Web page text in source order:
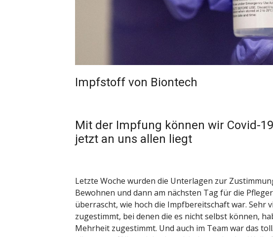
Impfstoff von Biontech
Mit der Impfung können wir Covid-
jetzt an uns allen liegt
Letzte Woche wurden die Unterlagen zur
Bewohnen und dann am nächsten Tag für die
überrascht, wie hoch die Impfbereitschaft war. Sehr
zugestimmt, bei denen die es nicht selbst können,
Mehrheit zugestimmt. Und auch im Team war das